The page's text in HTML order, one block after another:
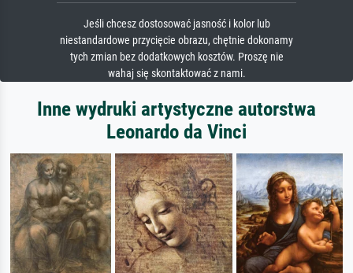
Jeśli chcesz dostosować jasność i kolor lub
niestandardowe przycięcie obrazu, chętnie dokonamy
tych zmian bez dodatkowych kosztów. Proszę nie
wahaj się skontaktować z nami.
Inne wydruki artystyczne autorstwa
Leonardo da Vinci